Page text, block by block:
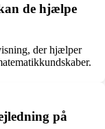
de hjælpe
der hjælper
på